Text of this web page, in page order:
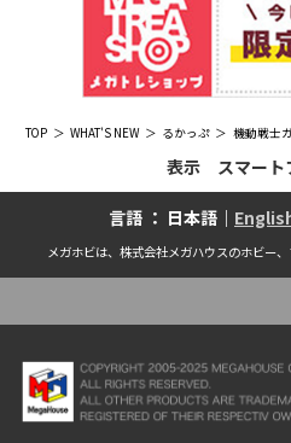
TOP WHAT'S NEW るかっぷ 機動戦士
表示 スマート
言語 ： 日本語｜
メガホビは、株式会社メガハウスのホビー